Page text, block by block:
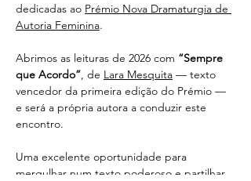
dedicadas ao Prémio Nova Dramaturgia de
Autoria Feminina.
Abrimos as leituras de 2026 com “Sempre
que Acordo”, de Lara Mesquita — texto
vencedor da primeira edição do Prémio —
e será a própria autora a conduzir este
encontro.
Uma excelente oportunidade para
mergulhar num texto poderoso e partilhar